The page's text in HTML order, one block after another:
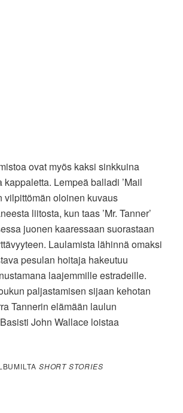
ovat myös kaksi sinkkuina
kappaletta. Lempeä balladi ’Mail
vilpittömän oloinen kuvaus
liitosta, kun taas ’Mr. Tanner’
juonen kaaressaan suorastaan
Laulamista lähinnä omaksi
pesulan hoitaja hakeutuu
laajemmille estradeille.
paljastamisen sijaan kehotan
Tannerin elämään laulun
John Wallace loistaa
SHORT STORIES